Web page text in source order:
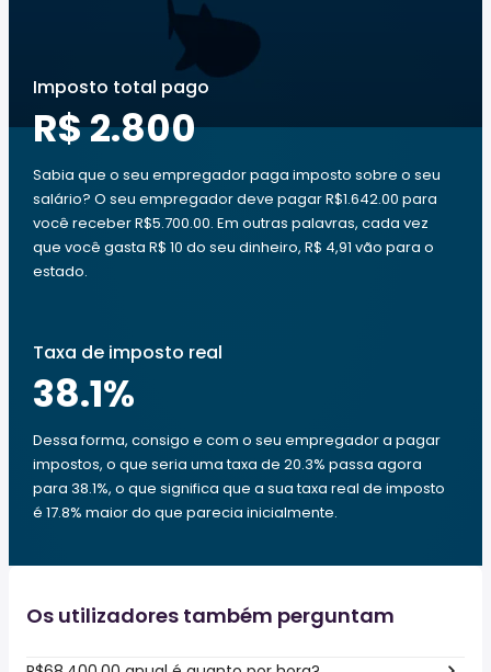
Imposto total pago
R$ 2.800
Sabia que o seu empregador paga imposto sobre o seu
salário? O seu empregador deve pagar R$1.642.00 para
você receber R$5.700.00. Em outras palavras, cada vez
que você gasta R$ 10 do seu dinheiro, R$ 4,91 vão para o
estado.
Taxa de imposto real
38.1%
Dessa forma, consigo e com o seu empregador a pagar
impostos, o que seria uma taxa de 20.3% passa agora
para 38.1%, o que significa que a sua taxa real de imposto
é 17.8% maior do que parecia inicialmente.
Os utilizadores também perguntam